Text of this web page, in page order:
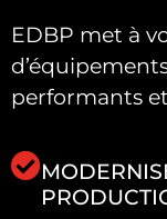
EDBP met à
performants